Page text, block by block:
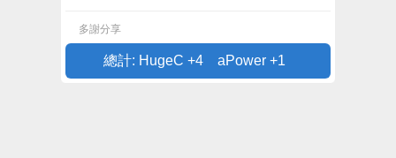
多謝分享
總計: HugeC +4 aPower +1